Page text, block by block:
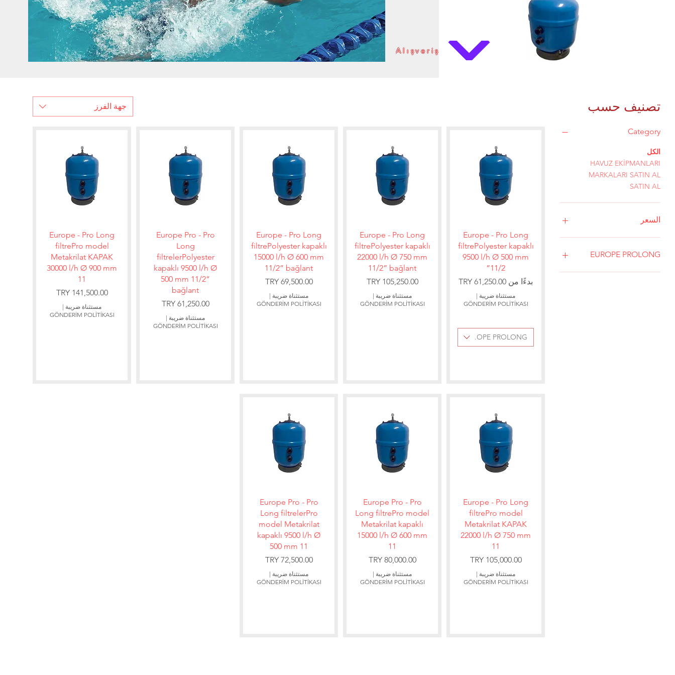
Alışveriş
تصنيف حسب
Category
الكل
HAVUZ EKİPMANLARI
MARKALARI SATIN AL
SATIN AL
السعر
EUROPE PROLONG
500
جهة الفرز
العرض السريع
Europe - Pro Long
filtrePolyester kapaklı
9500 l/h Ø 500 mm
11/2”
بدءًا من
سعر البيع
مستثناة ضريبة |
GÖNDERİM POLİTİKASI
EUROPE PROLONG
العرض السريع
Europe - Pro Long
filtrePolyester kapaklı
22000 l/h Ø 750 mm
11/2” bağlant
السعر‏105,250.00 TRY
مستثناة ضريبة |
GÖNDERİM POLİTİKASI
العرض السريع
Europe - Pro Long
filtrePolyester kapaklı
15000 l/h Ø 600 mm
11/2” bağlant
السعر‏69,500.00 TRY
مستثناة ضريبة |
GÖNDERİM POLİTİKASI
العرض السريع
Europe Pro - Pro
Long
filtrelerPolyester
kapaklı 9500 l/h Ø
500 mm 11/2”
bağlant
السعر‏61,250.00 TRY
مستثناة ضريبة |
GÖNDERİM POLİTİKASI
العرض السريع
Europe - Pro Long
filtrePro model
Metakrilat KAPAK
30000 l/h Ø 900 mm
11
السعر‏141,500.00 TRY
مستثناة ضريبة |
GÖNDERİM POLİTİKASI
العرض السريع
Europe - Pro Long
filtrePro model
Metakrilat KAPAK
22000 l/h Ø 750 mm
11
السعر‏105,000.00 TRY
مستثناة ضريبة |
GÖNDERİM POLİTİKASI
العرض السريع
Europe Pro - Pro
Long filtrePro model
Metakrilat kapaklı
15000 l/h Ø 600 mm
11
السعر‏80,000.00 TRY
مستثناة ضريبة |
GÖNDERİM POLİTİKASI
العرض السريع
Europe Pro - Pro
Long filtrelerPro
model Metakrilat
kapaklı 9500 l/h Ø
500 mm 11
السعر‏72,500.00 TRY
مستثناة ضريبة |
GÖNDERİM POLİTİKASI